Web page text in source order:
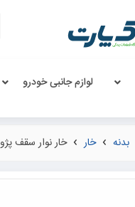
لوازم جانبی خودرو
بدنه خار خار نوار سقف پژو 206 207 ایساکو